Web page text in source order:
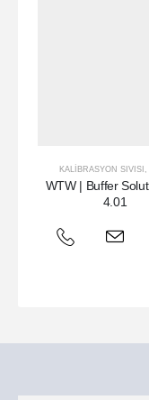
KALIBRASYON SIVISI ,
WTW | Buffer
4.01